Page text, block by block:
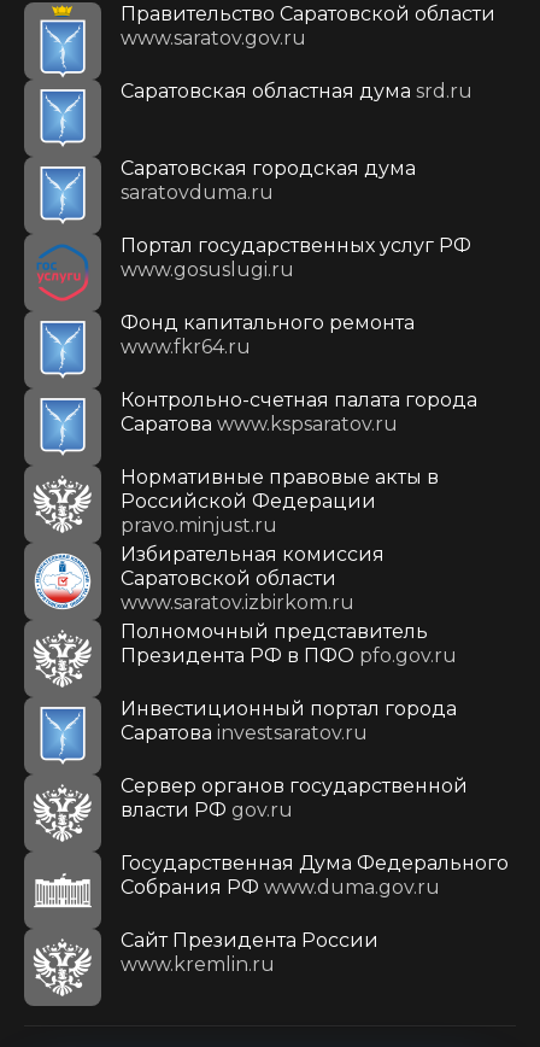
Правительство Саратовской области
www.saratov.gov.ru
Саратовская областная дума srd.ru
Саратовская городская дума
saratovduma.ru
Портал государственных услуг РФ
www.gosuslugi.ru
Фонд капитального ремонта
www.fkr64.ru
Контрольно-счетная палата города
Саратова www.kspsaratov.ru
Нормативные правовые акты в
Российской Федерации
pravo.minjust.ru
Избирательная комиссия
Саратовской области
www.saratov.izbirkom.ru
Полномочный представитель
Президента РФ в ПФО pfo.gov.ru
Инвестиционный портал города
Саратова investsaratov.ru
Сервер органов государственной
власти РФ gov.ru
Государственная Дума Федерального
Собрания РФ www.duma.gov.ru
Cайт Президента России
www.kremlin.ru